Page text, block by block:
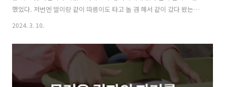
했었다. 저번엔 딸이랑 같이 따릉이도 타고 놀 겸 해서 같이 갔다 왔는데,
오늘은 같이 가자 했더니 학원 숙제하느라 시간이 없단다. 차를 가지고
그리고 오늘은 집에서 뒹굴뒹굴하고 만 있어서 운동도 할 겸 따릉이를 타
고 갔다 오기로 마음먹었다. 따릉이는 6개월 간격으로 2시간 정기권을
끊어서 타고 있다. 왜 1년 정기권을 안 끊었냐하면 겨울에는 사실 따릉이
를 탈 수 있는 날이 많이 없기 때문이다. 눈이 오면 길도 미끄럽고 또 길에
2024. 3. 10.